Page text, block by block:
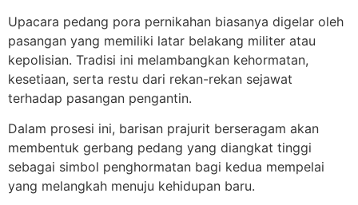
Upacara pedang pora pernikahan biasanya digelar oleh
pasangan yang memiliki latar belakang militer atau
kepolisian. Tradisi ini melambangkan kehormatan,
kesetiaan, serta restu dari rekan-rekan sejawat
terhadap pasangan pengantin.
Dalam prosesi ini, barisan prajurit berseragam akan
membentuk gerbang pedang yang diangkat tinggi
sebagai simbol penghormatan bagi kedua mempelai
yang melangkah menuju kehidupan baru.